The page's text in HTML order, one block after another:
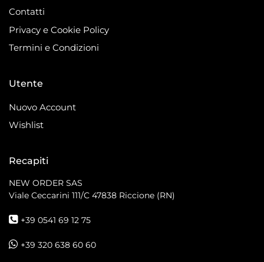
Contatti
Privacy e Cookie Policy
Termini e Condizioni
Utente
Nuovo Account
Wishlist
Recapiti
NEW ORDER SAS
Viale Ceccarini 111/C 47838 Riccione (RN)
+39 0541 69 12 75
+39 320 638 60 60